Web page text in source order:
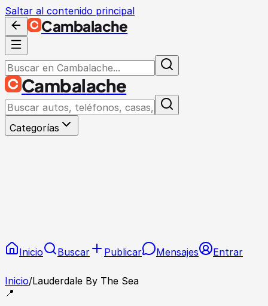
Saltar al contenido principal
Cambalache
Cambalache
Categorías
Inicio Buscar Publicar Mensajes Entrar
Inicio/Lauderdale By The Sea
📍